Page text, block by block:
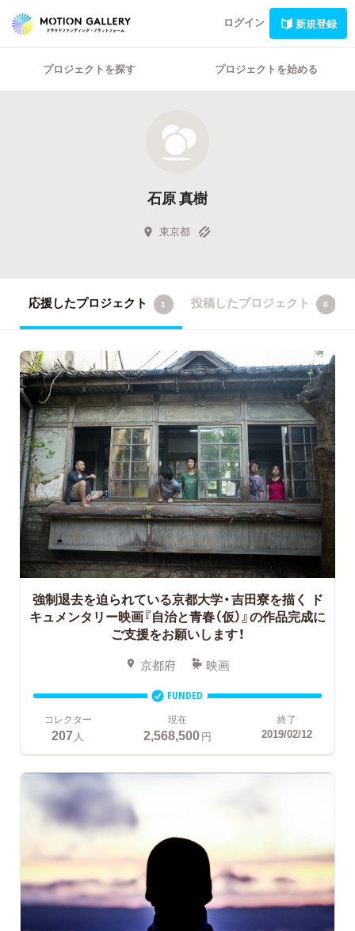
ログイン 新規登録
プロジェクトを探す プロジェクトを始める
石原 真樹
東京都
応援したプロジェクト 1 投稿したプロジェクト 0
強制退去を迫られている京都大学・吉田寮を描く ド
キュメンタリー映画『自治と青春（仮）』の作品完成に
ご支援をお願いします！
京都府 映画
FUNDED
コレクター
207 人
現在
2,568,500円
終了
2019/02/12